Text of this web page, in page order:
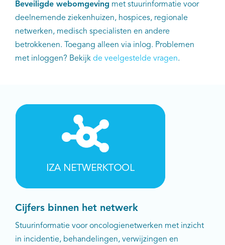
Beveiligde webomgeving met stuurinformatie voor
deelnemende ziekenhuizen, hospices, regionale
netwerken, medisch specialisten en andere
betrokkenen. Toegang alleen via inlog. Problemen
met inloggen? Bekijk de veelgestelde vragen.
Cijfers binnen het netwerk
Stuurinformatie voor oncologienetwerken met inzicht
in incidentie, behandelingen, verwijzingen en